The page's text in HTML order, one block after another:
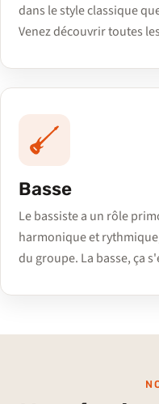
dans le style classique
Venez découvrir toutes
Basse
Le bassiste a un rôle
harmonique et
du groupe. La basse, ça